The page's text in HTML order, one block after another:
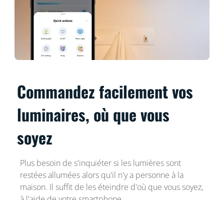
Commandez facilement vos
luminaires, où que vous
soyez
Plus besoin de s'inquiéter si les lumières sont
restées allumées alors qu'il n'y a personne à la
maison. Il suffit de les éteindre d'où que vous soyez,